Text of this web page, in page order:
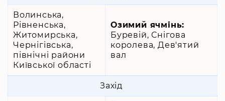
Волинська,
Рівненська,
Житомирська,
Чернігівська,
північні райони
Київської області
Озимий ячмінь:
Буревій, Снігова
королева, Дев'ятий
вал
Захід